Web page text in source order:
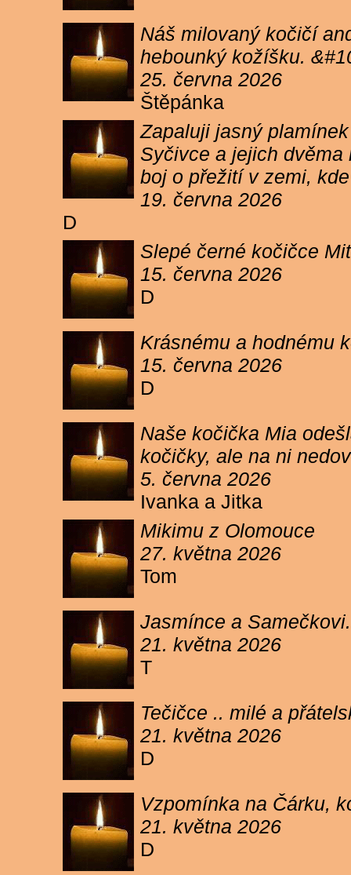
Náš milovaný kočičí
hebounký kožíšku.
25. června 2026
Štěpánka
Zapaluji jasný
Syčivce a jejich
boj o přežití v zemi,
19. června 2026
D
Slepé černé kočičce
15. června 2026
D
Krásnému a hodnému
15. června 2026
D
Naše kočička Mia
kočičky, ale na ni
5. června 2026
Ivanka a Jitka
Mikimu z Olomouce
27. května 2026
Tom
Jasmínce a
21. května 2026
T
Tečičce .. milé a
21. května 2026
D
Vzpomínka na Čárku,
21. května 2026
D